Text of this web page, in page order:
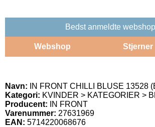
Bedst anmeldte
Webshop Stjerner
Navn: IN FRONT CHILLI BLUSE 13528
Kategori: KVINDER > KATEGORIER >
Producent:
IN FRONT
Varenummer: 27631969
EAN: 5714220068676